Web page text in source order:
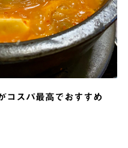
コスパ最高でおすすめ